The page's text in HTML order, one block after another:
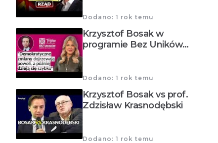
Dodano: 1 rok temu
Krzysztof Bosak w
programie Bez Uników…
Dodano: 1 rok temu
Krzysztof Bosak vs prof.
Zdzisław Krasnodębski
Dodano: 1 rok temu